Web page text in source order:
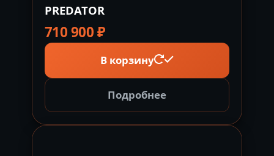
PREDATOR
710 900₽
В корзину
Подробнее